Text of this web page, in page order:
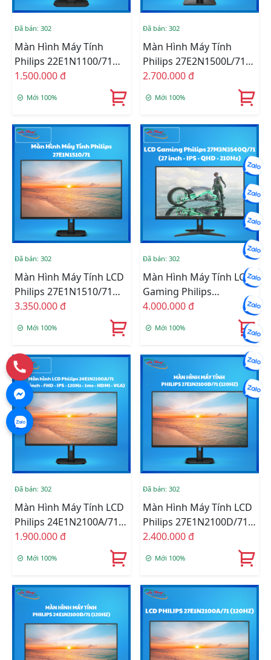
Đã bán: 302
Màn Hình Máy Tính
Philips 22E1N1100/71
(21.5inch/ IPS/ FHD/
120Hz(OC)/ 1ms/ VGA/
HDMI)
1.500.000 đ
Mới 100%
Đã bán: 302
Màn Hình Máy Tính
Philips 27E2N1500L/71
(27inch/ IPS/ QHD/
2.700.000 đ
Mới 100%
Đã bán: 302
Màn Hình Máy Tính LCD
Philips 27E1N1510/71
(27 Inch/ IPS/ 2560 X
1440/ 120Hz(OC)/ HDMI/
DP)
3.350.000 đ
Mới 100%
Đã bán: 302
Màn Hình Máy Tính LCD
Gaming Philips
27M3N3540Q/71 (27
Inch - IPS - QHD - 210Hz)
4.000.000 đ
Mới 100%
Đã bán: 302
Màn Hình Máy Tính LCD
Philips 24E1N2100A/71
(23.8 Inch - FHD - IPS -
VGA)
1.900.000 đ
Mới 100%
Đã bán: 302
Màn Hình Máy Tính LCD
Philips 27E1N2100D/71
(27 Inch - FullHD - IPS -
120HZ) Black
2.400.000 đ
Mới 100%